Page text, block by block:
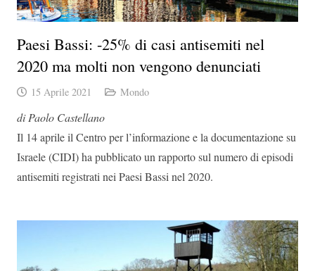
Paesi Bassi: -25% di casi antisemiti nel
2020 ma molti non vengono denunciati
15 Aprile 2021 Mondo
di Paolo Castellano
Il 14 aprile il Centro per l’informazione e la documentazione su
Israele (CIDI) ha pubblicato un rapporto sul numero di episodi
antisemiti registrati nei Paesi Bassi nel 2020.